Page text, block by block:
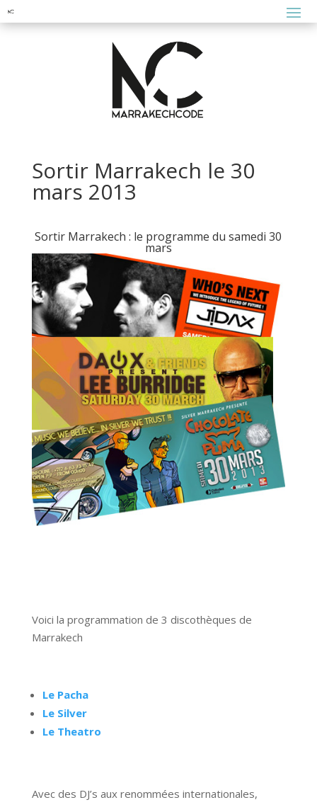
Sortir Marrakech le 30
mars 2013
Sortir Marrakech : le programme du samedi 30
mars
Voici la programmation de 3 discothèques de
Marrakech
Le Pacha
Le Silver
Le Theatro
Avec des DJ’s aux renommées internationales,